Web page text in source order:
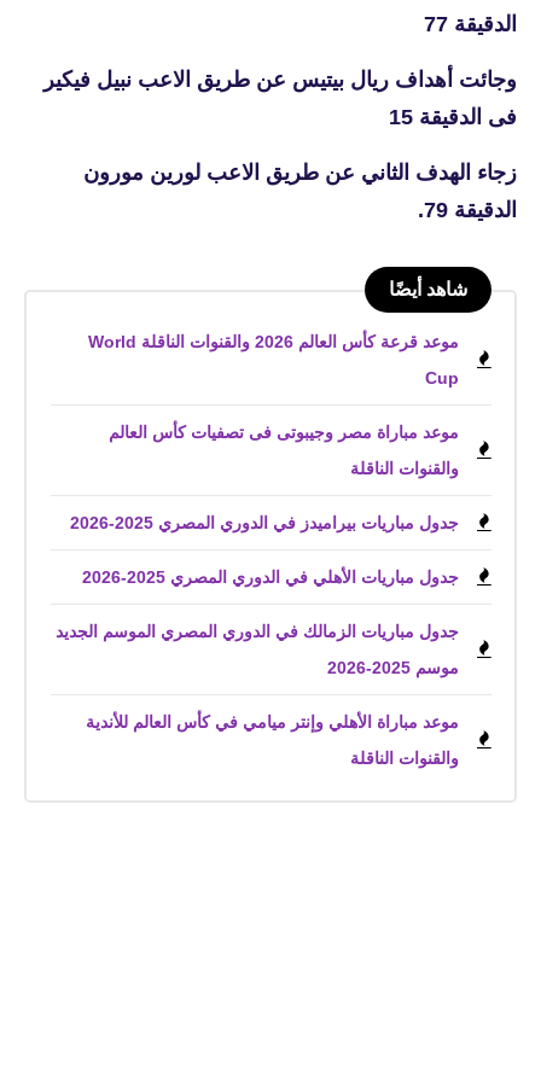
الدقيقة 77
وجائت أهداف ريال بيتيس عن طريق الاعب نبيل فيكير
فى الدقيقة 15
زجاء الهدف الثاني عن طريق الاعب لورين مورون
الدقيقة 79.
شاهد أيضًا
موعد قرعة كأس العالم 2026 والقنوات الناقلة World
Cup
موعد مباراة مصر وجيبوتى فى تصفيات كأس العالم
والقنوات الناقلة
جدول مباريات بيراميدز في الدوري المصري 2025-2026
جدول مباريات الأهلي في الدوري المصري 2025-2026
جدول مباريات الزمالك في الدوري المصري الموسم الجديد
موسم 2025-2026
موعد مباراة الأهلي وإنتر ميامي في كأس العالم للأندية
والقنوات الناقلة